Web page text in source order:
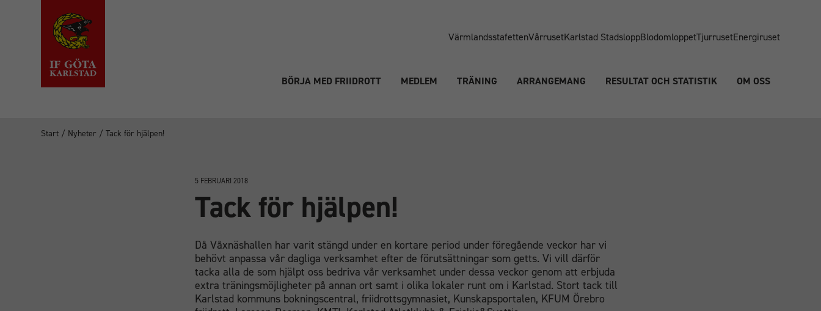
VärmlandsstafettenVårrusetKarlstad StadsloppBlodomloppetTjurrusetEnergiruset
BÖRJA MED FRIIDROTT MEDLEM TRÄNING ARRANGEMANG RESULTAT OCH STATISTIK OM OSS
Start / Nyheter /Tack för hjälpen!
5 FEBRUARI 2018
Tack för hjälpen!
Då Våxnäshallen har varit stängd under en kortare period under föregående veckor har vi
behövt anpassa vår dagliga verksamhet efter de förutsättningar som getts. Vi vill därför
tacka alla de som hjälpt oss bedriva vår verksamhet under dessa veckor genom att erbjuda
extra träningsmöjligheter på annan ort samt i olika lokaler runt om i Karlstad. Stort tack till
Karlstad kommuns bokningscentral, friidrottsgymnasiet, Kunskapsportalen, KFUM Örebro